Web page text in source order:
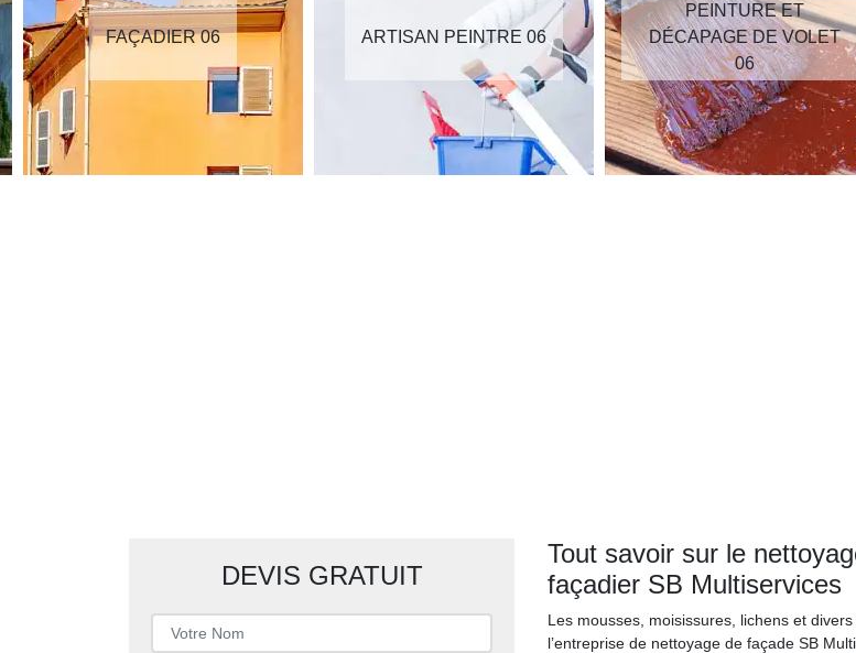
FAÇADIER 06 ARTISAN PEINTRE 06
PEINTURE ET
DÉCAPAGE DE VOLET
06
DEVIS GRATUIT
Tout savoir sur le
façadier SB Multiservices
Les mousses, moisissures, lichens et
l’entreprise de nettoyage de façade SB